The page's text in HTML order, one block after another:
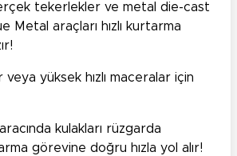
tekerlekler ve metal die-cast
Metal araçları hızlı kurtarma
yüksek hızlı maceralar için
kulakları rüzgarda
görevine doğru hızla yol alır!